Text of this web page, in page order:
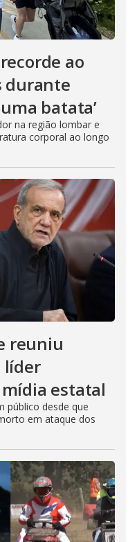
ao
durante
batata’
na região lombar e
corporal ao longo
reuniu
líder
estatal
público desde que
em ataque dos